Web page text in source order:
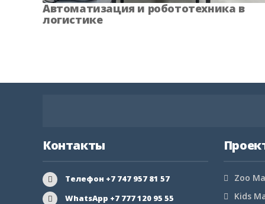
Автоматизация и робототехника в
логистике
Контакты
Телефон +7 747 957 81 57
WhatsApp +7 777 120 95 55
Zoo
Kids